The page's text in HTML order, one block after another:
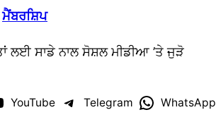
ਮੈਂਬਰਸ਼ਿਪ
ਲਈ ਸਾਡੇ ਨਾਲ ਸੋਸ਼ਲ ਮੀਡੀਆ ’ਤੇ ਜੁੜੋ
YouTube Telegram WhatsApp